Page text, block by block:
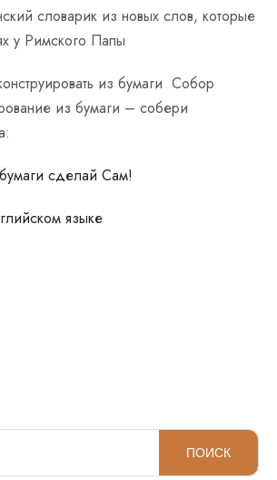
словарик из новых слов, которые
у Римского Папы
из бумаги Собор
из бумаги – собери
сделай Сам!
языке
ПОИСК